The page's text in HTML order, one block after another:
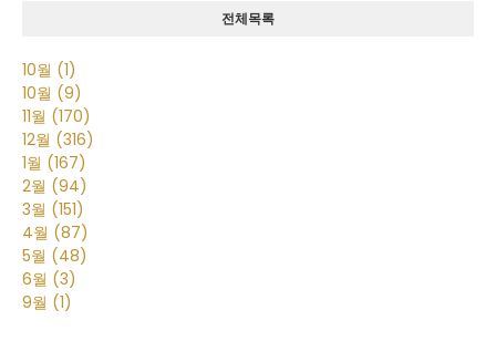
전체목록
10월 (1)
10월 (9)
11월 (170)
12월 (316)
1월 (167)
2월 (94)
3월 (151)
4월 (87)
5월 (48)
6월 (3)
9월 (1)